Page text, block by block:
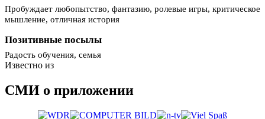
Пробуждает любопытство, фантазию, ролевые игры, критическое
мышление, отличная история
Позитивные посылы
Радость обучения, семья
Известно из
СМИ о приложении